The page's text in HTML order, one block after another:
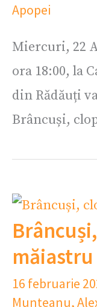
Apopei
Miercuri, 22
ora 18:00, la
din Rădăuți
Brâncuși,
măiastru
16 februarie
Munteanu,